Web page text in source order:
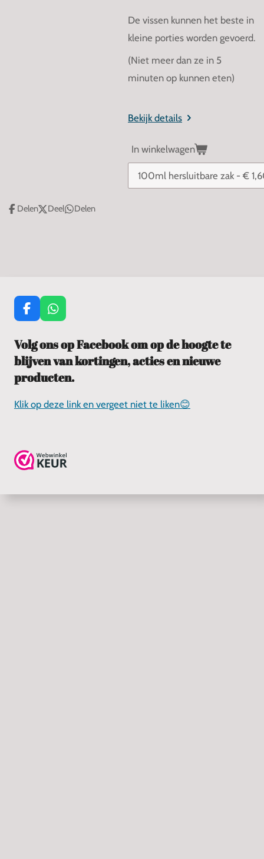
De vissen kunnen het beste in
kleine porties worden gevoerd.
(Niet meer dan ze in 5
minuten op kunnen eten)
Bekijk details
In winkelwagen
Delen Deel Delen
F
c
e
b
o
o
W
t
s
A
p
Volg ons op Facebook om op de hoogte te
blijven van kortingen, acties en nieuwe
producten.
Klik op deze link en vergeet niet te liken😊